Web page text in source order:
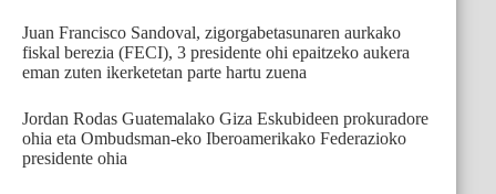
Juan Francisco Sandoval, zigorgabetasunaren aurkako
fiskal berezia (FECI), 3 presidente ohi epaitzeko aukera
eman zuten ikerketetan parte hartu zuena
Jordan Rodas Guatemalako Giza Eskubideen prokuradore
ohia eta Ombudsman-eko Iberoamerikako Federazioko
presidente ohia